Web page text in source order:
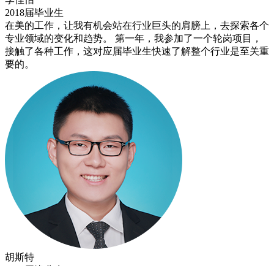
2018届毕业生
在美的工作，让我有机会站在行业巨头的肩膀上，去探索各个
专业领域的变化和趋势。 第一年，我参加了一个轮岗项目，
接触了各种工作，这对应届毕业生快速了解整个行业是至关重
要的。
胡斯特